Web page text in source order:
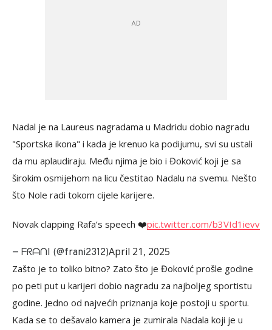
Nadal je na Laureus nagradama u Madridu dobio nagradu
"Sportska ikona" i kada je krenuo ka podijumu, svi su ustali
da mu aplaudiraju. Među njima je bio i Đoković koji je sa
širokim osmijehom na licu čestitao Nadalu na svemu. Nešto
što Nole radi tokom cijele karijere.
Novak clapping Rafa’s speech ❤️pic.twitter.com/b3VId1ievv
— ᖴᖇᗩᑎI (@frani2312)April 21, 2025
Zašto je to toliko bitno? Zato što je Đoković prošle godine
po peti put u karijeri dobio nagradu za najboljeg sportistu
godine. Jedno od najvećih priznanja koje postoji u sportu.
Kada se to dešavalo kamera je zumirala Nadala koji je u